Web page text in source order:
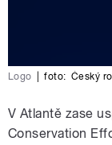
Logo foto: Český
V Atlantě zase
Conservation